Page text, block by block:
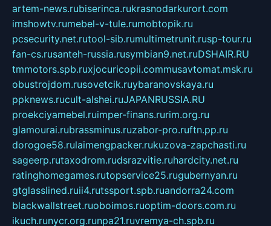
artem-news.rubiserinca.rukrasnodarkurort.com
imshowtv.rumebel-v-tule.rumobtopik.ru
pcsecurity.net.rutool-sib.rumultimetrunit.rusp-tour.ru
fan-cs.rusanteh-russia.rusymbian9.net.ruDSHAIR.RU
tmmotors.spb.ruxjocuricopii.commusavtomat.msk.ru
obustrojdom.rusovetcik.ruybaranovskaya.ru
ppknews.rucult-alshei.ruJAPANRUSSIA.RU
proekciyamebel.ruimper-finans.rurim.org.ru
glamourai.rubrassminus.ruzabor-pro.ruftn.pp.ru
dorogoe58.rulaimengpacker.rukuzova-zapchasti.ru
sageerp.rutaxodrom.rudsrazvitie.ruhardcity.net.ru
ratinghomegames.rutopservice25.rugubernyan.ru
gtglasslined.ruii4.rutssport.spb.ruandorra24.com
blackwallstreet.ruoboimos.ruoptim-doors.com.ru
ikuch.runycr.org.runpa21.ruvremya-ch.spb.ru